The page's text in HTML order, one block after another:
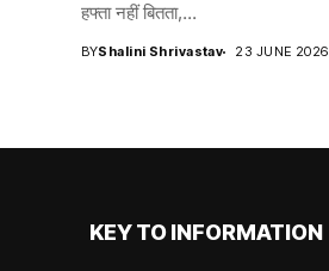
हफ्ता नहीं बितता,...
BYShalini Shrivastav 23 JUNE 2026
KEY TO INFORMATION